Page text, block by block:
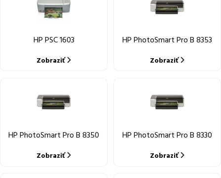
HP PSC 1603
Zobraziť
HP PhotoSmart Pro B 8353
Zobraziť
HP PhotoSmart Pro B 8350
Zobraziť
HP PhotoSmart Pro B 8330
Zobraziť